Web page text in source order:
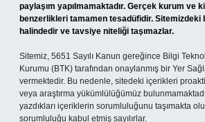
paylaşım yapılmamaktadır. Gerçek kurum ve
benzerlikleri tamamen tesadüfidir. Sitemizdeki
halindedir ve tavsiye niteliği taşımazlar.
Sitemiz, 5651 Sayılı Kanun gereğince Bilgi
Kurumu (BTK) tarafından onaylanmış bir Yer
vermektedir. Bu nedenle, sitedeki içerikleri
veya araştırma yükümlülüğümüz
yazdıkları içeriklerin sorumluluğunu taşımakta
sorumluluğu kabul etmiş sayılırlar.